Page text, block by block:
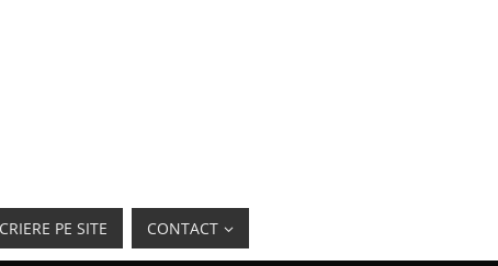
PE SITE CONTACT